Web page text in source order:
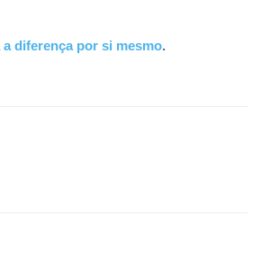
a diferença por si mesmo.